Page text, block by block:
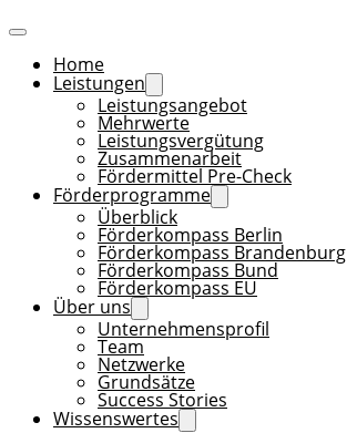
Home
Leistungen
Leistungsangebot
Mehrwerte
Leistungsvergütung
Zusammenarbeit
Fördermittel Pre-Check
Förderprogramme
Überblick
Förderkompass Berlin
Förderkompass Brandenburg
Förderkompass Bund
Förderkompass EU
Über uns
Unternehmensprofil
Team
Netzwerke
Grundsätze
Success Stories
Wissenswertes